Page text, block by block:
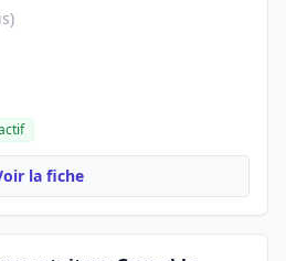
la fiche